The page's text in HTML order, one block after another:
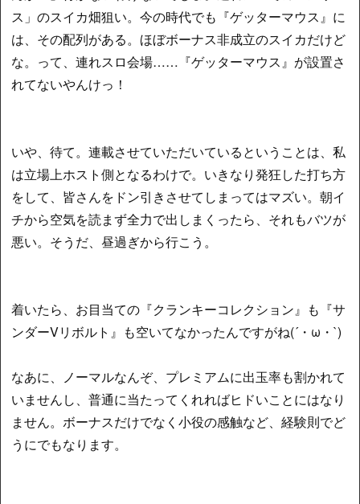
ス」のスイカ畑狙い。今の時代でも『ゲッターマウス』に
は、その配列がある。ほぼボーナス非成立のスイカだけど
な。って、連れスロ会場……『ゲッターマウス』が設置さ
れてないやんけっ！
いや、待て。連載させていただいているということは、私
は立場上ホスト側となるわけで。いきなり発狂した打ち方
をして、皆さんをドン引きさせてしまってはマズい。朝イ
チから空気を読まず全力で出しまくったら、それもバツが
悪い。そうだ、昼過ぎから行こう。
着いたら、お目当ての『クランキーコレクション』も『サ
ンダーVリボルト』も空いてなかったんですがね(´・ω・`)
なあに、ノーマルなんぞ、プレミアムに出玉率も割かれて
いませんし、普通に当たってくれればヒドいことにはなり
ません。ボーナスだけでなく小役の感触など、経験則でど
うにでもなります。